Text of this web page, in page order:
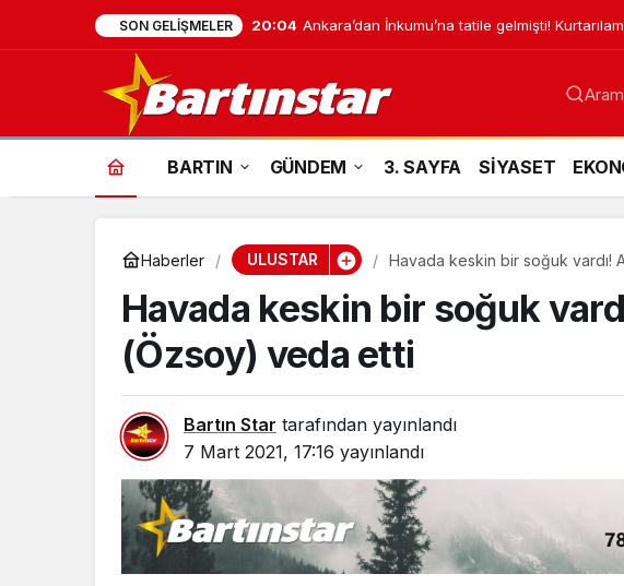
SON GELIŞMELER 20:04 Ankara’dan İnkumu’na tatile gelmişti!
BARTIN GÜNDEM 3. SAYFA SİYASET
Haberler ULUSTAR Havada keskin bir soğuk vardı!
Havada keskin bir soğuk
(Özsoy) veda etti
Bartın Star tarafından yayınlandı
7 Mart 2021, 17:16 yayınlandı